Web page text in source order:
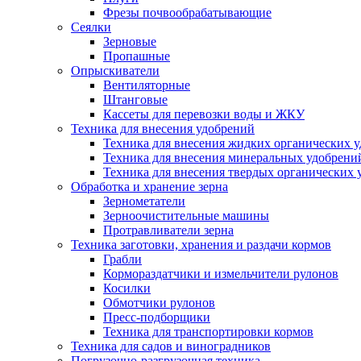
Фрезы почвообрабатывающие
Сеялки
Зерновые
Пропашные
Опрыскиватели
Вентиляторные
Штанговые
Кассеты для перевозки воды и ЖКУ
Техника для внесения удобрений
Техника для внесения жидких органических
Техника для внесения минеральных
Техника для внесения твердых органических
Обработка и хранение зерна
Зернометатели
Зерноочистительные машины
Протравливатели зерна
Техника заготовки, хранения и раздачи кормов
Грабли
Кормораздатчики и измельчители рулонов
Косилки
Обмотчики рулонов
Пресс-подборщики
Техника для транспортировки кормов
Техника для садов и виноградников